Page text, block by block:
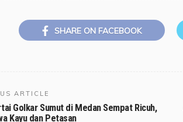
SHARE ON FACEBOOK
ARTICLE
Golkar Sumut di Medan Sempat Ricuh,
Kayu dan Petasan